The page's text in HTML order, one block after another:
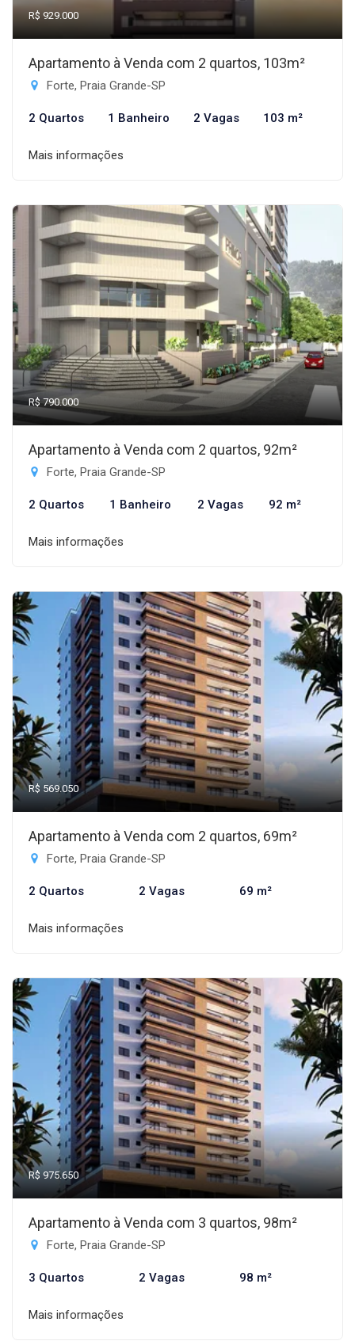
R$ 929.000
Apartamento à Venda com 2 quartos, 103m²
Forte, Praia Grande-SP
2 Quartos 1 Banheiro 2 Vagas 103 m²
Mais informações
R$ 790.000
Apartamento à Venda com 2 quartos, 92m²
Forte, Praia Grande-SP
2 Quartos 1 Banheiro 2 Vagas 92 m²
Mais informações
R$ 569.050
Apartamento à Venda com 2 quartos, 69m²
Forte, Praia Grande-SP
2 Quartos 2 Vagas 69 m²
Mais informações
R$ 975.650
Apartamento à Venda com 3 quartos, 98m²
Forte, Praia Grande-SP
3 Quartos 2 Vagas 98 m²
Mais informações